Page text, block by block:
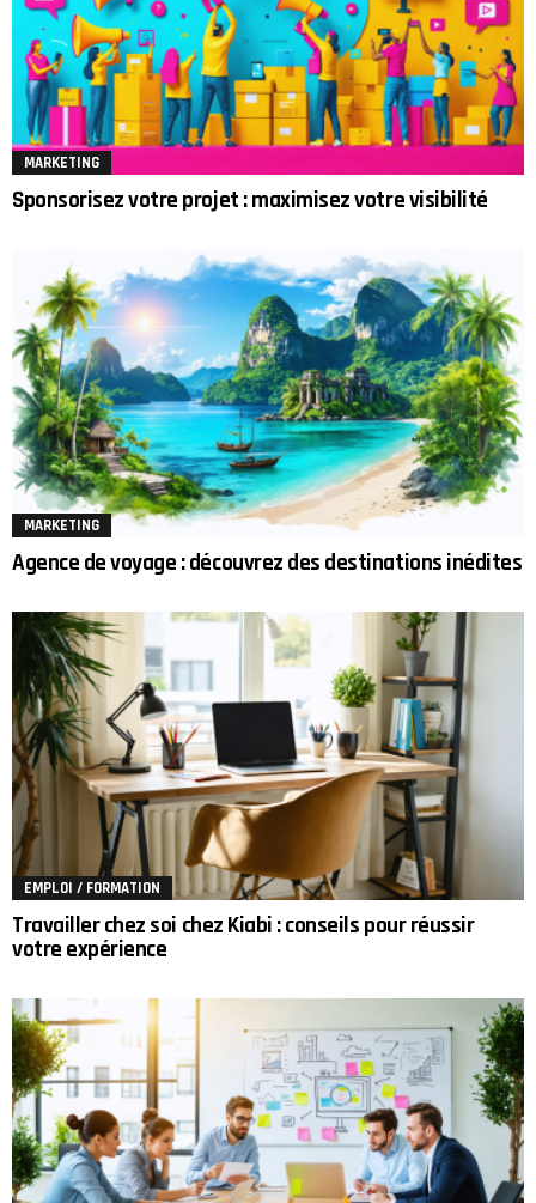
MARKETING
Sponsorisez votre projet : maximisez votre visibilité
MARKETING
Agence de voyage : découvrez des destinations inédites
EMPLOI / FORMATION
Travailler chez soi chez Kiabi : conseils pour réussir
votre expérience